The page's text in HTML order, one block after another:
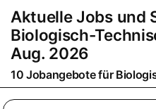
Aktuelle Jobs und
Biologisch-
Aug. 2026
10 Jobangebote für